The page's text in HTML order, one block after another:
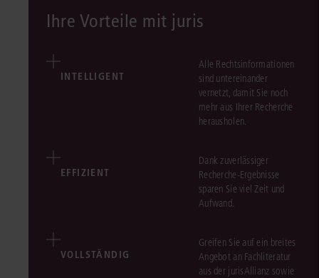
Ihre Vorteile mit juris
INTELLIGENT
Alle Rechtsinformationen
sind untereinander
vernetzt, damit Sie noch
mehr aus Ihrer Recherche
herausholen.
EFFIZIENT
Dank zuverlässiger
Recherche-Ergebnisse
sparen Sie viel Zeit und
Aufwand.
VOLLSTÄNDIG
Greifen Sie auf ein breites
Angebot an Fachliteratur
aus der jurisAllianz sowie